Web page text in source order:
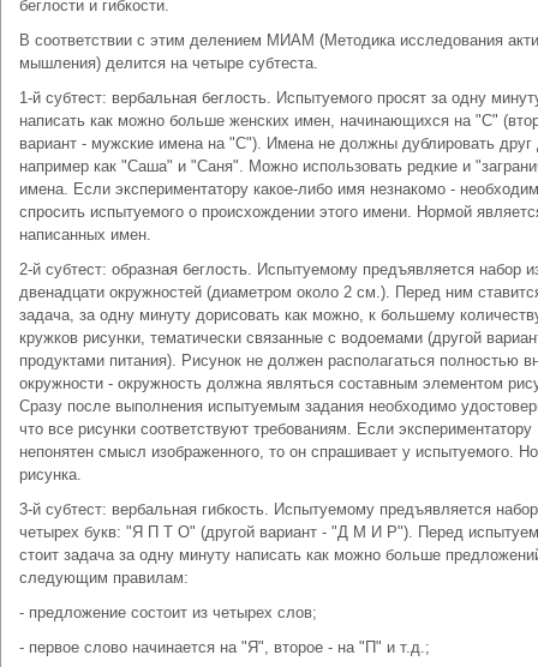
беглости и гибкости.
В соответствии с этим делением МИАМ (Методика исследования
мышления) делится на четыре субтеста.
1-й субтест: вербальная беглость. Испытуемого просят за одну
написать как можно больше женских имен, начинающихся на "С"
вариант - мужские имена на "С"). Имена не должны дублировать друг
например как "Саша" и "Саня". Можно использовать редкие и
имена. Если экспериментатору какое-либо имя незнакомо -
спросить испытуемого о происхождении этого имени. Нормой
написанных имен.
2-й субтест: образная беглость. Испытуемому предъявляется набор
двенадцати окружностей (диаметром около 2 см.). Перед ним
задача, за одну минуту дорисовать как можно, к большему
кружков рисунки, тематически связанные с водоемами (другой
продуктами питания). Рисунок не должен располагаться полностью
окружности - окружность должна являться составным элементом
Сразу после выполнения испытуемым задания необходимо
что все рисунки соответствуют требованиям. Если экспериментатору
непонятен смысл изображенного, то он спрашивает у испытуемого.
рисунка.
3-й субтест: вербальная гибкость. Испытуемому предъявляется
четырех букв: "Я П Т О" (другой вариант - "Д М И Р"). Перед
стоит задача за одну минуту написать как можно больше
следующим правилам:
- предложение состоит из четырех слов;
- первое слово начинается на "Я", второе - на "П" и т.д.;